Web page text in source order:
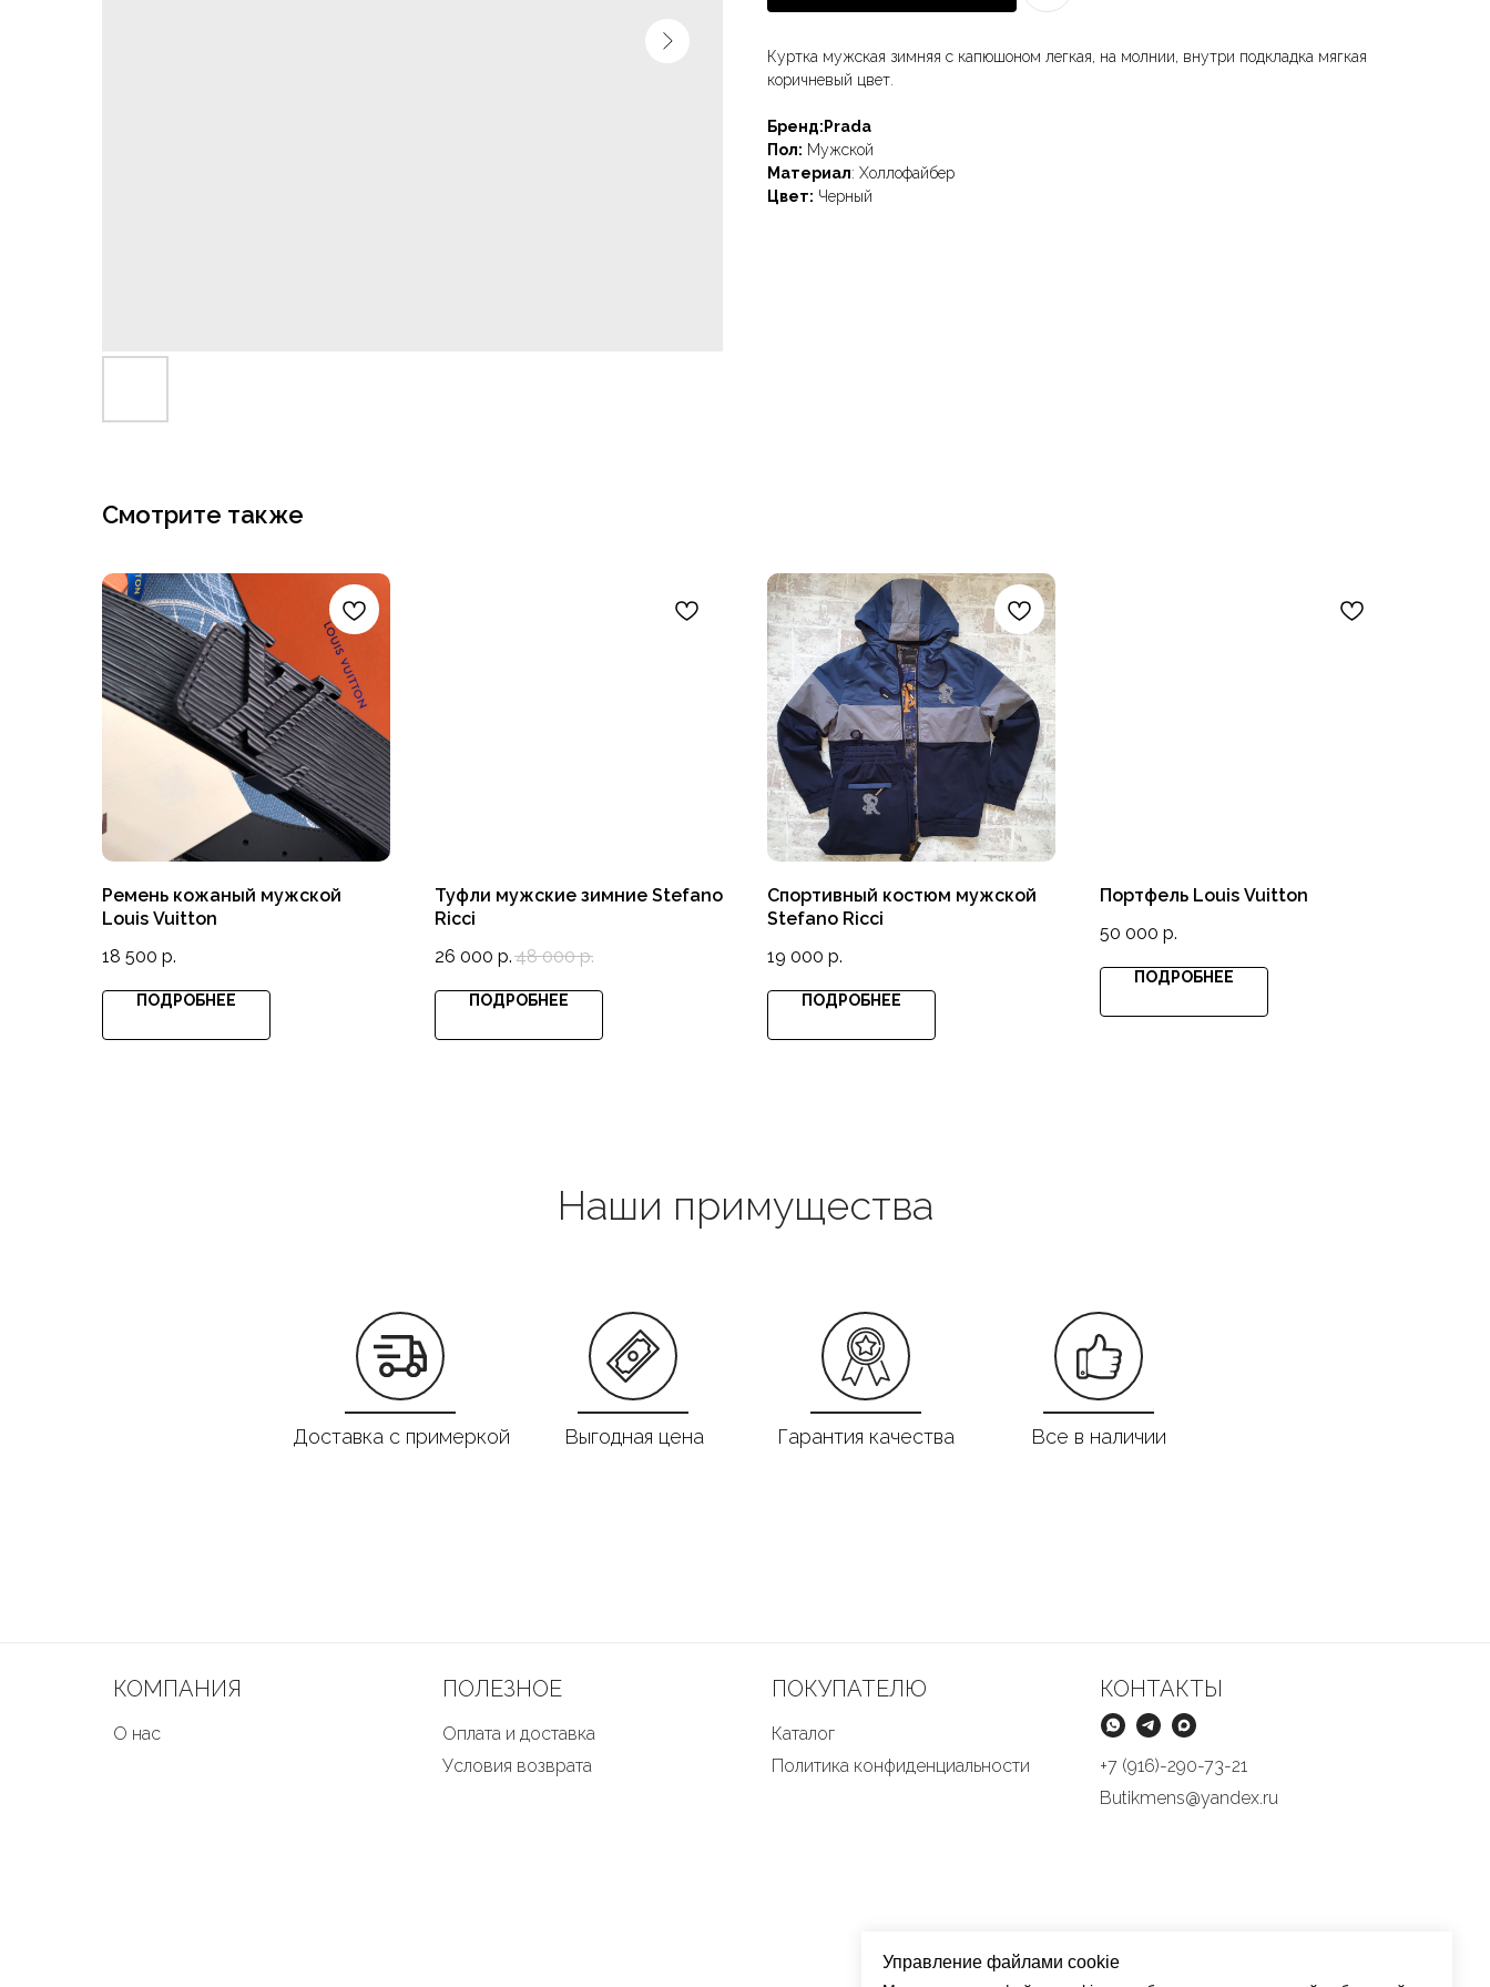
Куртка мужская зимняя с капюшоном легкая, на молнии, внутри подкладка мягкая
коричневый цвет.
Бренд:Prada
Пол: Мужской
Материал: Холлофайбер
Цвет: Черный
Смотрите также
Ремень кожаный мужской
Louis Vuitton
18 500 р.
ПОДРОБНЕЕ
Туфли мужские зимние Stefano
Ricci
26 000 р. 48 000 р.
ПОДРОБНЕЕ
Спортивный костюм мужской
Stefano Ricci
19 000 р.
ПОДРОБНЕЕ
Портфель Louis Vuitton
50 000 р.
ПОДРОБНЕЕ
Доставка с примеркой Выгодная цена Гарантия качества Все в наличии
Наши примущества
КОМПАНИЯ
О нас
ПОЛЕЗНОЕ
Оплата и доставка
Условия возврата
ПОКУПАТЕЛЮ
Каталог
Политика конфиденциальности
КОНТАКТЫ
Butikmens@yandex.ru
+7 (916)-290-73-21
Управление файлами cookie